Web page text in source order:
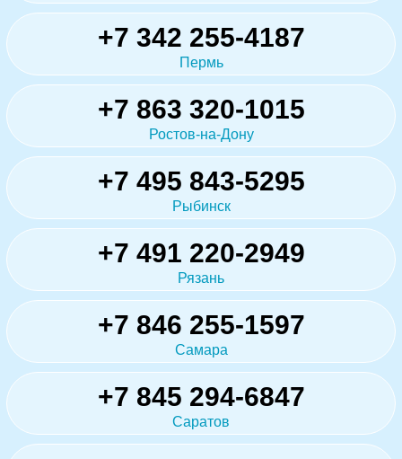
+7 342 255-4187
Пермь
+7 863 320-1015
Ростов-на-Дону
+7 495 843-5295
Рыбинск
+7 491 220-2949
Рязань
+7 846 255-1597
Самара
+7 845 294-6847
Саратов